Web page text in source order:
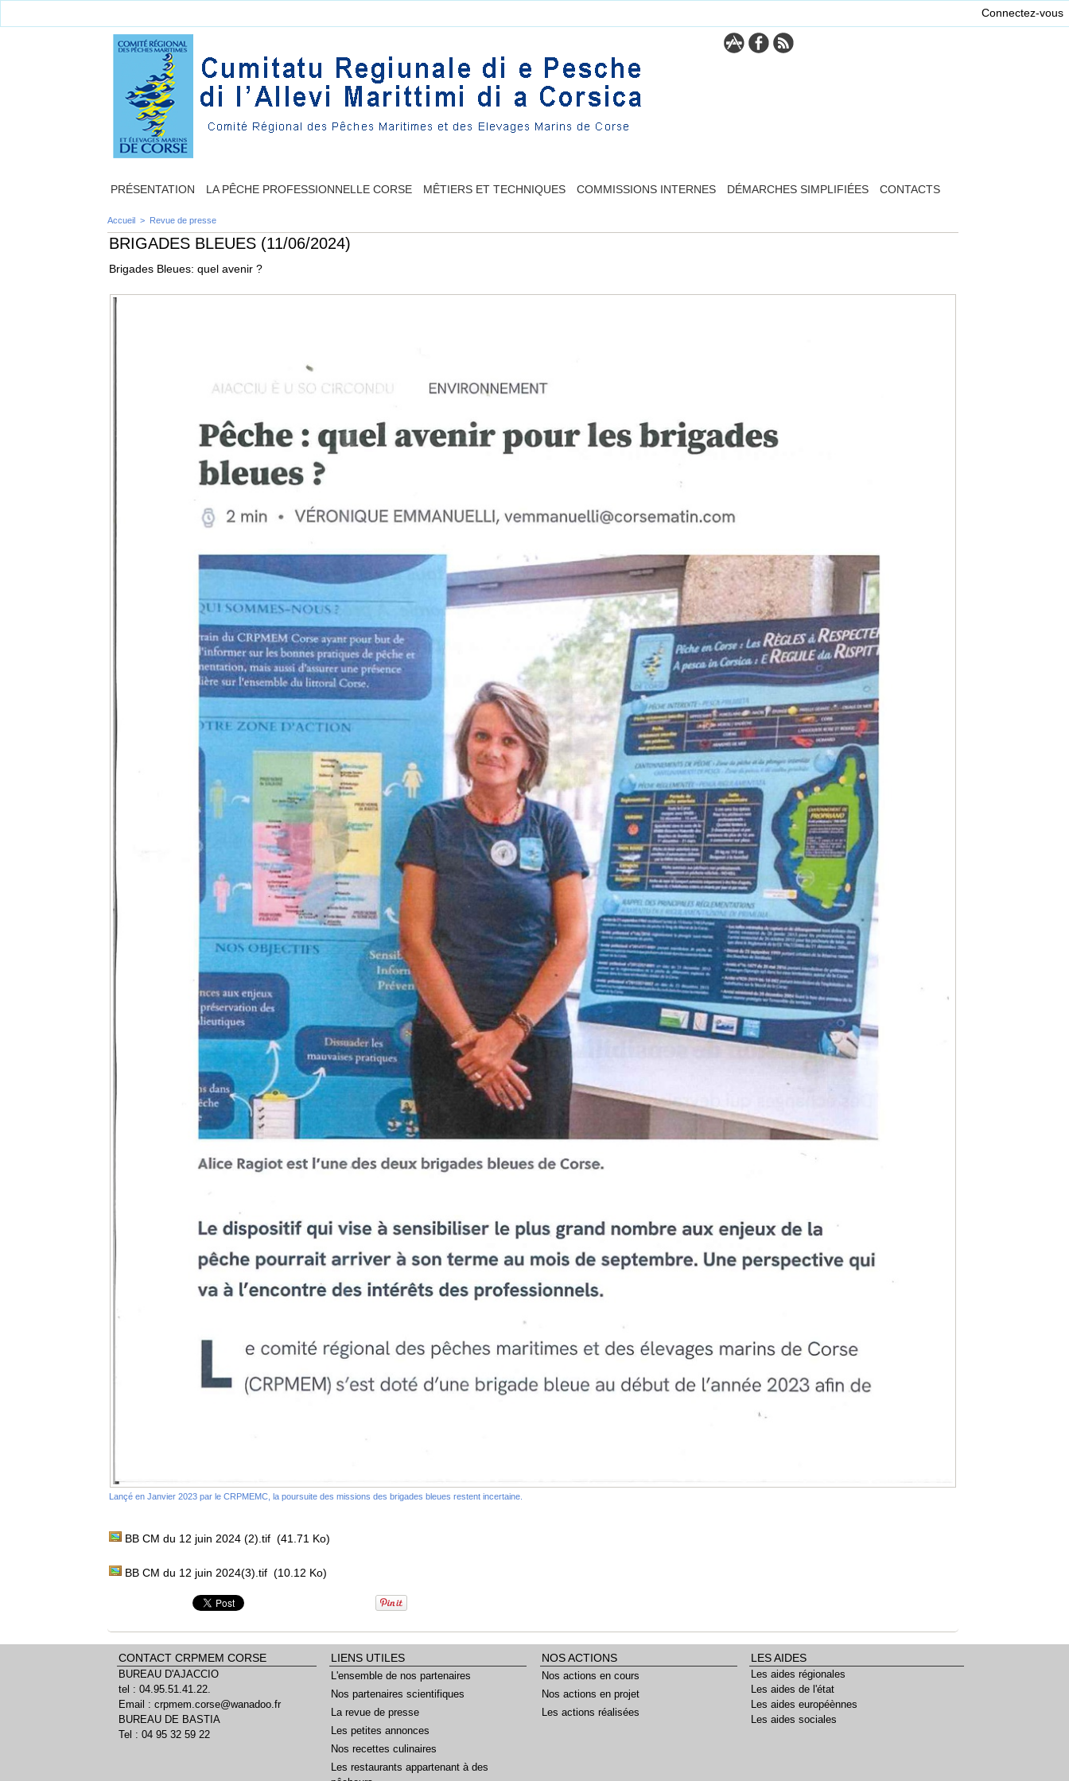
Connectez-vous
PRÉSENTATION LA PÊCHE PROFESSIONNELLE CORSE MÊTIERS ET TECHNIQUES COMMISSIONS INTERNES DÉMARCHES SIMPLIFIÉES CONTACTS
Accueil > Revue de presse
BRIGADES BLEUES (11/06/2024)
Brigades Bleues: quel avenir ?
Lançé en Janvier 2023 par le CRPMEMC, la poursuite des missions des brigades bleues restent incertaine.
BB CM du 12 juin 2024 (2).tif (41.71 Ko)
BB CM du 12 juin 2024(3).tif (10.12 Ko)
CONTACT CRPMEM CORSE
BUREAU D'AJACCIO
tel : 04.95.51.41.22.
Email : crpmem.corse@wanadoo.fr
BUREAU DE BASTIA
Tel : 04 95 32 59 22
LIENS UTILES
L'ensemble de nos partenaires
Nos partenaires scientifiques
La revue de presse
Les petites annonces
Nos recettes culinaires
Les restaurants appartenant à des
NOS ACTIONS
Nos actions en cours
Nos actions en projet
Les actions réalisées
LES AIDES
Les aides régionales
Les aides de l'état
Les aides européènnes
Les aides sociales